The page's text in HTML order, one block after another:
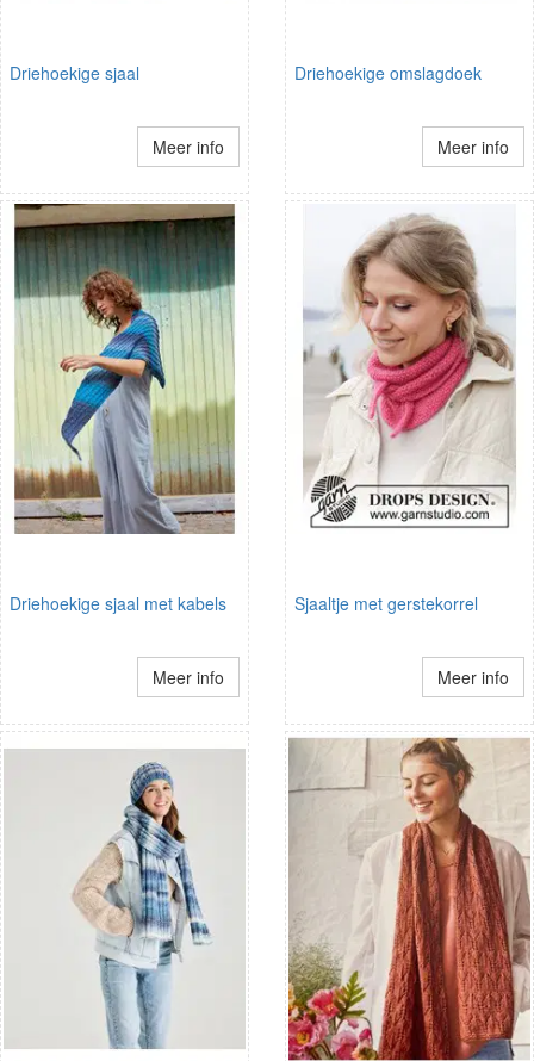
Driehoekige sjaal
Meer info
Driehoekige omslagdoek
Meer info
Driehoekige sjaal met kabels
Meer info
Sjaaltje met gerstekorrel
Meer info